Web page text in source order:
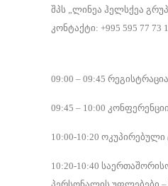
შპს „ლინეა ჰელსქეა
კონტაქტი: +995 595 77 73
09:00 – 09:45 რეგისტრაცია
09:45 – 10:00
10:00-10:20
10:20-10:40